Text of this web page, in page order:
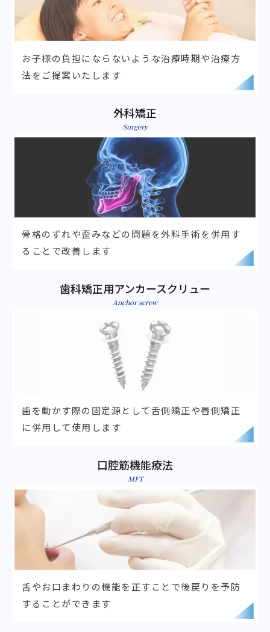
お子様の負担にならないような治療時期や治療方
法をご提案いたします
外科矯正
Surgery
骨格のずれや歪みなどの問題を外科手術を併用す
ることで改善します
歯科矯正用アンカースクリュー
Anchor screw
歯を動かす際の固定源として舌側矯正や唇側矯正
に併用して使用します
口腔筋機能療法
MFT
舌やお口まわりの機能を正すことで後戻りを予防
することができます